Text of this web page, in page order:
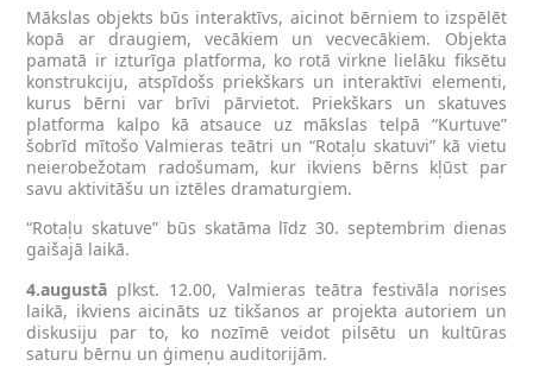
Mākslas objekts būs interaktīvs, aicinot bērniem to izspēlēt
kopā ar draugiem, vecākiem un vecvecākiem. Objekta
pamatā ir izturīga platforma, ko rotā virkne lielāku fiksētu
konstrukciju, atspīdošs priekškars un interaktīvi elementi,
kurus bērni var brīvi pārvietot. Priekškars un skatuves
platforma kalpo kā atsauce uz mākslas telpā “Kurtuve”
šobrīd mītošo Valmieras teātri un “Rotaļu skatuvi” kā vietu
neierobežotam radošumam, kur ikviens bērns kļūst par
savu aktivitāšu un iztēles dramaturgiem.
“Rotaļu skatuve” būs skatāma līdz 30. septembrim dienas
gaišajā laikā.
4.augustā plkst. 12.00, Valmieras teātra festivāla norises
laikā, ikviens aicināts uz tikšanos ar projekta autoriem un
diskusiju par to, ko nozīmē veidot pilsētu un kultūras
saturu bērnu un ģimeņu auditorijām.